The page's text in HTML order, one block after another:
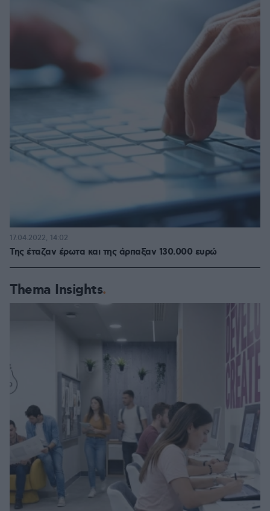
Της έταζαν έρωτα και της άρπαξαν 130.000 ευρώ
17.04.2022, 14:02
Thema Insights